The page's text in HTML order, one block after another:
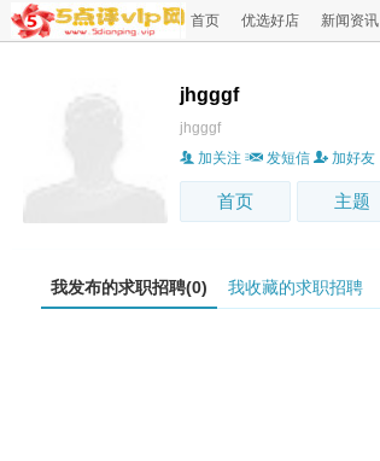
首页 优选好店 新闻资讯
jhgggf
jhgggf
加关注
发短信 加好友
首页 主题
我发布的求职招聘(0) 我收藏的求职招聘